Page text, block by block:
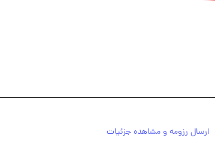
ارسال رزومه و مشاهده جزئیات